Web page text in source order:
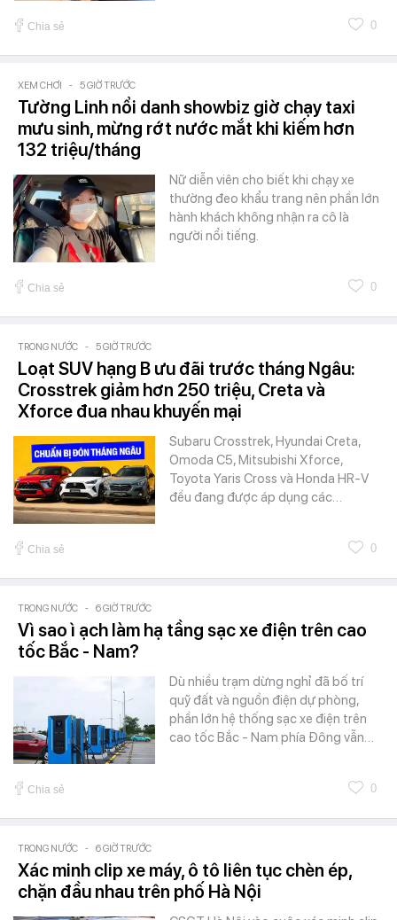
Chia sẻ 0
XEM CHƠI - 5 GIỜ TRƯỚC
Tường Linh nổi danh showbiz giờ chạy taxi
mưu sinh, mừng rớt nước mắt khi kiếm hơn
132 triệu/tháng
Nữ diễn viên cho biết khi chạy xe
thường đeo khẩu trang nên phần lớn
hành khách không nhận ra cô là
người nổi tiếng.
Chia sẻ 0
TRONG NƯỚC - 5 GIỜ TRƯỚC
Loạt SUV hạng B ưu đãi trước tháng Ngâu:
Crosstrek giảm hơn 250 triệu, Creta và
Xforce đua nhau khuyến mại
Subaru Crosstrek, Hyundai Creta,
Omoda C5, Mitsubishi Xforce,
Toyota Yaris Cross và Honda HR-V
đều đang được áp dụng các…
Chia sẻ 0
TRONG NƯỚC - 6 GIỜ TRƯỚC
Vì sao ì ạch làm hạ tầng sạc xe điện trên cao
tốc Bắc - Nam?
Dù nhiều trạm dừng nghỉ đã bố trí
quỹ đất và nguồn điện dự phòng,
phần lớn hệ thống sạc xe điện trên
cao tốc Bắc - Nam phía Đông vẫn…
Chia sẻ 0
TRONG NƯỚC - 6 GIỜ TRƯỚC
Xác minh clip xe máy, ô tô liên tục chèn ép,
chặn đầu nhau trên phố Hà Nội